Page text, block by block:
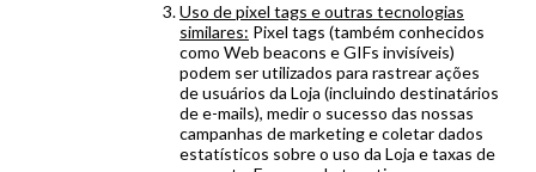
Uso de pixel tags e outras tecnologias
similares: Pixel tags (também conhecidos
como Web beacons e GIFs invisíveis)
podem ser utilizados para rastrear ações
de usuários da Loja (incluindo destinatários
de e-mails), medir o sucesso das nossas
campanhas de marketing e coletar dados
estatísticos sobre o uso da Loja e taxas de